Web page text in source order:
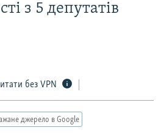
з 5 депутатів
без VPN
джерело в Google